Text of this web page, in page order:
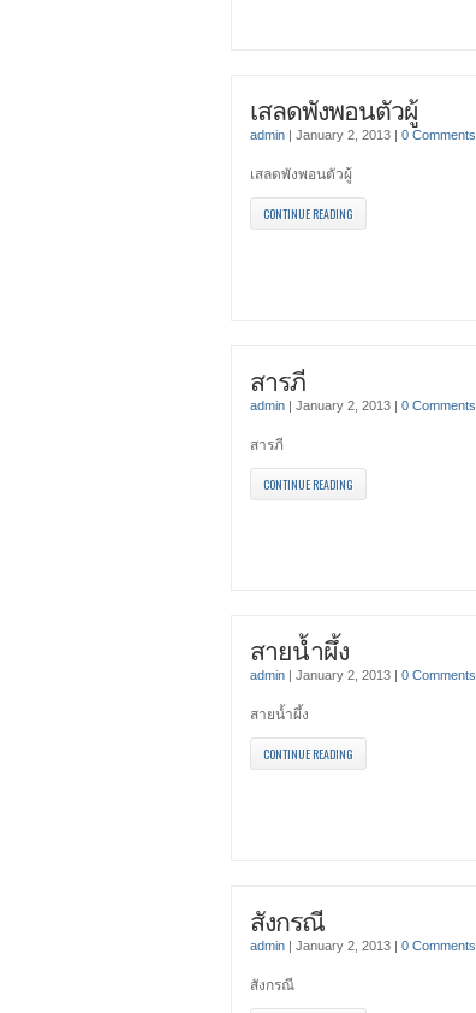
เสลดพังพอนตัวผู้
admin | January 2, 2013 | 0 Comments
เสลดพังพอนตัวผู้
CONTINUE READING
สารภี
admin | January 2, 2013 | 0 Comments
สารภี
CONTINUE READING
สายน้ำผึ้ง
admin | January 2, 2013 | 0 Comments
สายน้ำผึ้ง
CONTINUE READING
สังกรณี
admin | January 2, 2013 | 0 Comments
สังกรณี